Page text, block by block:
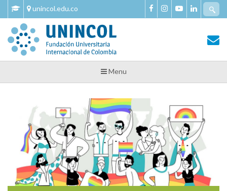
Skip
content
unincol.edu.co
Tu Salud y Bienestar
Tu Salud y Bienestar – Unincol
Menu